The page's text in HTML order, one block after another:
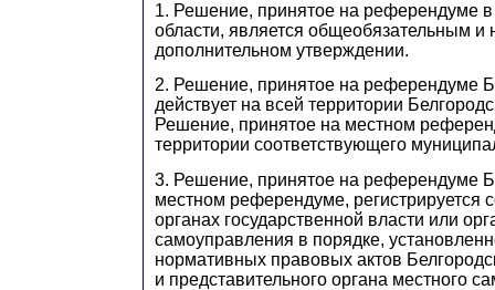
1. Решение, принятое на референдуме в
области, является общеобязательным и
дополнительном утверждении.
2. Решение, принятое на референдуме
действует на всей территории
Решение, принятое на местном
территории соответствующего
3. Решение, принятое на референдуме
местном референдуме, регистрируется
органах государственной власти или
самоуправления в порядке,
нормативных правовых актов
и представительного органа местного